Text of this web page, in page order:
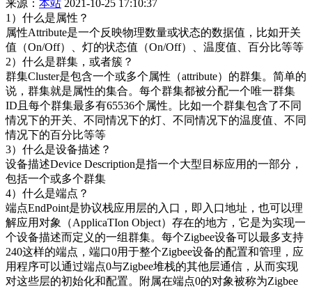
来源： 本站 2021-10-25 17:10:37
1）什么是属性？
属性Attribute是一个反映物理数量或状态的数据值，比如开关
值（On/Off）、灯的状态值（On/Off）、温度值、百分比等等
2）什么是群集，或者簇？
群集Cluster是包含一个或多个属性（attribute）的群集。简单的
说，群集就是属性的集合。每个群集都被分配一个唯一群集
ID且每个群集最多有65536个属性。比如一个群集包含了不同
情况下的开关、不同情况下的灯、不同情况下的温度值、不同
情况下的百分比等等
3）什么是设备描述？
设备描述Device Description是指一个大型目标应用的一部分，
包括一个或多个群集
4）什么是端点？
端点EndPoint是协议栈应用层的入口，即入口地址，也可以理
解应用对象（ApplicaTIon Object）存在的地方，它是为实现一
个设备描述而定义的一组群集。每个Zigbee设备可以最多支持
240这样的端点，端口0用于整个Zigbee设备的配置和管理，应
用程序可以通过端点0与Zigbee堆栈的其他层通信，从而实现
对这些层的初始化和配置。附属在端点0的对象被称为Zigbee